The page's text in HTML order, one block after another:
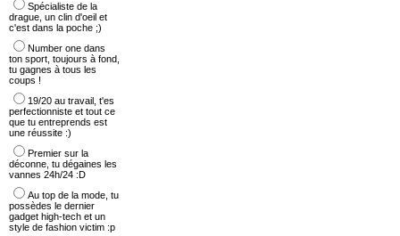
Spécialiste de la
drague, un clin d'oeil et
c'est dans la poche ;)
Number one dans
ton sport, toujours à fond,
tu gagnes à tous les
coups !
19/20 au travail, t'es
perfectionniste et tout ce
que tu entreprends est
une réussite :)
Premier sur la
déconne, tu dégaines les
vannes 24h/24 :D
Au top de la mode, tu
possèdes le dernier
gadget high-tech et un
style de fashion victim :p